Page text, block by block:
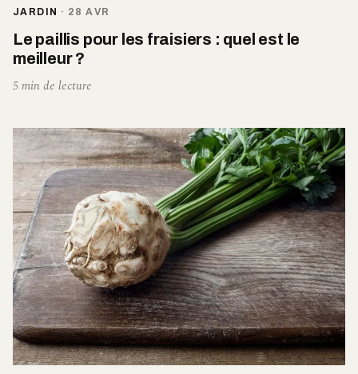
JARDIN · 28 AVR
Le paillis pour les fraisiers : quel est le
meilleur ?
5 min de lecture